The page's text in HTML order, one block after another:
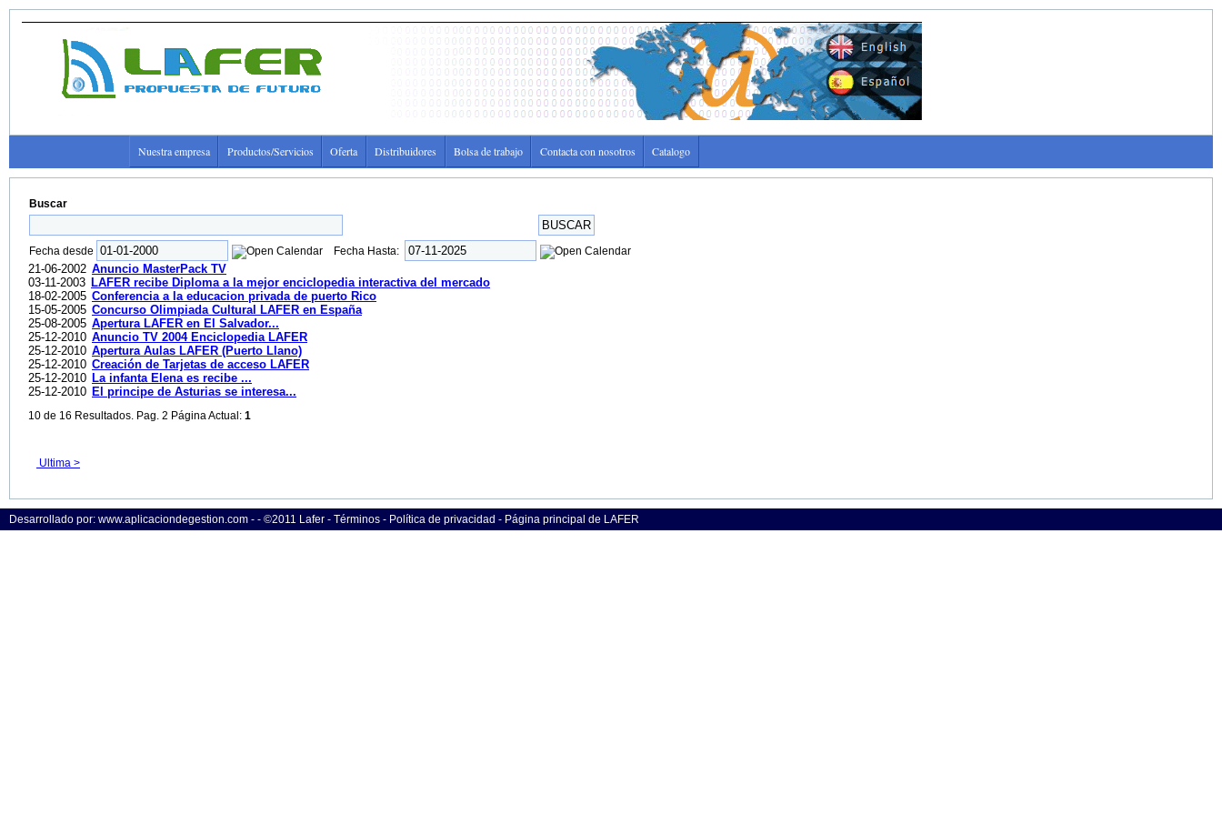
Nuestra empresa Productos/Servicios Oferta Distribuidores Bolsa de trabajo Contacta con nosotros Catalogo
Buscar
Fecha desde Fecha Hasta:
21-06-2002 Anuncio MasterPack TV
03-11-2003 LAFER recibe Diploma a la mejor enciclopedia interactiva del mercado
18-02-2005 Conferencia a la educacion privada de puerto Rico
15-05-2005 Concurso Olimpiada Cultural LAFER en España
25-08-2005 Apertura LAFER en El Salvador...
25-12-2010 Anuncio TV 2004 Enciclopedia LAFER
25-12-2010 Apertura Aulas LAFER (Puerto Llano)
25-12-2010 Creación de Tarjetas de acceso LAFER
25-12-2010 La infanta Elena es recibe ...
25-12-2010 El principe de Asturias se interesa...
10 de 16 Resultados. Pag. 2 Página Actual: 1
Ultima >
Desarrollado por: www.aplicaciondegestion.com - - ©2011 Lafer - Términos - Política de privacidad - Página principal de LAFER